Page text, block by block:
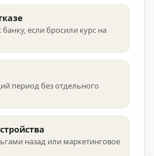
банку, если бросили курс на
период без отдельного
назад или маркетинговое